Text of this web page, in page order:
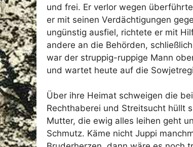
und frei. Er verlor wegen
er mit seinen Verdächtigungen
ungünstig ausfiel, richtete er mit
andere an die Behörden,
war der struppig-ruppige Mann
und wartet heute auf die
Über ihre Heimat schweigen die
Rechthaberei und Streitsucht hüllt
Mutter, die ewig alles leihen geht
Schmutz. Käme nicht Juppi